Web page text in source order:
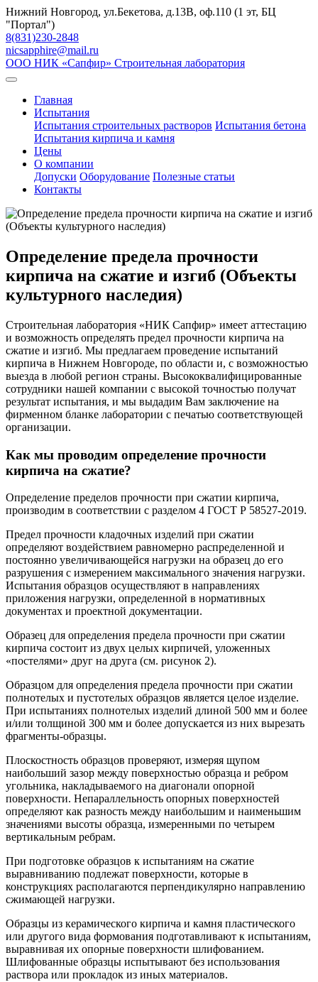
Skip
to
content
Нижний Новгород, ул.Бекетова, д.13В, оф.110 (1 эт, БЦ
"Портал")
8(831)230-2848
nicsapphire@mail.ru
ООО НИК «Сапфир» Строительная лаборатория
Главная
Испытания
Испытания строительных растворов Испытания бетона
Испытания кирпича и камня
Цены
О компании
Допуски Оборудование Полезные статьи
Контакты
Определение предела прочности
кирпича на сжатие и изгиб (Объекты
культурного наследия)
Строительная лаборатория «НИК Сапфир» имеет аттестацию
и возможность определять предел прочности кирпича на
сжатие и изгиб. Мы предлагаем проведение испытаний
кирпича в Нижнем Новгороде, по области и, с возможностью
выезда в любой регион страны. Высококвалифицированные
сотрудники нашей компании с высокой точностью получат
результат испытания, и мы выдадим Вам заключение на
фирменном бланке лаборатории с печатью соответствующей
организации.
Как мы проводим определение прочности
кирпича на сжатие?
Определение пределов прочности при сжатии кирпича,
производим в соответствии с разделом 4 ГОСТ Р 58527-2019.
Предел прочности кладочных изделий при сжатии
определяют воздействием равномерно распределенной и
постоянно увеличивающейся нагрузки на образец до его
разрушения с измерением максимального значения нагрузки.
Испытания образцов осуществляют в направлениях
приложения нагрузки, определенной в нормативных
документах и проектной документации.
Образец для определения предела прочности при сжатии
кирпича состоит из двух целых кирпичей, уложенных
«постелями» друг на друга (см. рисунок 2).
Образцом для определения предела прочности при сжатии
полнотелых и пустотелых образцов является целое изделие.
При испытаниях полнотелых изделий длиной 500 мм и более
и/или толщиной 300 мм и более допускается из них вырезать
фрагменты-образцы.
Плоскостность образцов проверяют, измеряя щупом
наибольший зазор между поверхностью образца и ребром
угольника, накладываемого на диагонали опорной
поверхности. Непараллельность опорных поверхностей
определяют как разность между наибольшим и наименьшим
значениями высоты образца, измеренными по четырем
вертикальным ребрам.
При подготовке образцов к испытаниям на сжатие
выравниванию подлежат поверхности, которые в
конструкциях располагаются перпендикулярно направлению
сжимающей нагрузки.
Образцы из керамического кирпича и камня пластического
или другого вида формования подготавливают к испытаниям,
выравнивая их опорные поверхности шлифованием.
Шлифованные образцы испытывают без использования
раствора или прокладок из иных материалов.